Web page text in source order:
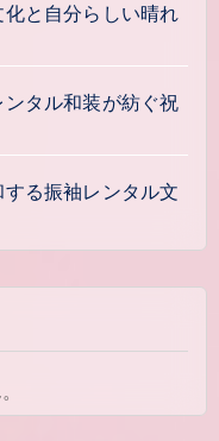
と自分らしい晴れ
タル和装が紡ぐ祝
る振袖レンタル文